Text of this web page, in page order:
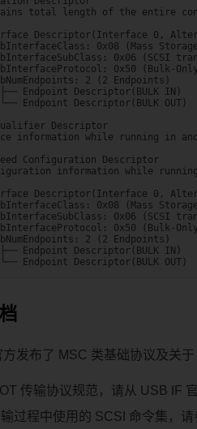
total length of the entire
Descriptor(Interface 0,
0x08 (Mass
0x06 (SCSI
0x50 (Bulk-
2 (2 Endpoints)
Endpoint Descriptor(BULK IN)
Endpoint Descriptor(BULK OUT)
Descriptor
information while running in
Configuration Descriptor
information while
Descriptor(Interface 0,
0x08 (Mass
0x06 (SCSI
0x50 (Bulk-
2 (2 Endpoints)
Endpoint Descriptor(BULK IN)
发布了 MSC 类基础协议及关
传输协议规范，请从 USB IF
过程中使用的 SCSI 命令集，请